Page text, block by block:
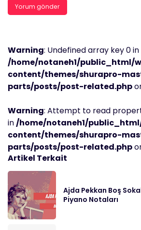
Warning: Undefined array key 0 in
/home/notaneh1/public_html/
content/themes/shurapro-
parts/posts/post-related.php
Warning: Attempt to read
in /home/notaneh1/
content/themes/shurapro-
parts/posts/post-related.php
Artikel Terkait
Ajda Pekkan Boş
Piyano Notaları